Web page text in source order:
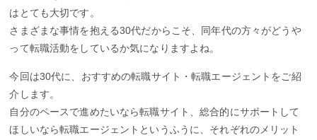
はとても大切です。
さまざまな事情を抱える30代だからこそ、同年代の方々がどうや
って転職活動をしているか気になりますよね。
今回は30代に、おすすめの転職サイト・転職エージェントをご紹
介します。
自分のペースで進めたいなら転職サイト、総合的にサポートして
ほしいなら転職エージェントというふうに、それぞれのメリット